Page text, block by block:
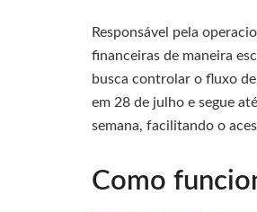
Responsável pela
financeiras de maneira
busca controlar o fluxo
em 28 de julho e segue
semana, facilitando o
Como